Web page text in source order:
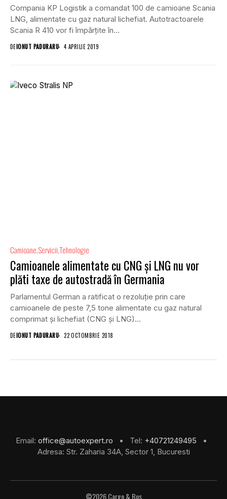
Compania KP Logistik a comandat 100 de camioane Scania
LNG, alimentate cu gaz natural lichefiat. Autotractoarele
Scania R 410 vor fi împărțite în...
DEIONUT PADURARU 4 APRILIE 2019
Camioane ServiciiTehnologie
Camioanele alimentate cu CNG și LNG nu vor
plăti taxe de autostradă în Germania
Parlamentul German a ratificat o rezoluție prin care
camioanele de peste 7,5 tone alimentate cu gaz natural
comprimat și lichefiat (CNG și LNG)...
DEIONUT PADURARU 22 OCTOMBRIE 2018
Email: office@autoexpert.ro • Tel: +40721249495
•
Adresa: Str. Zaharia 34A, Sector 1, Bucuresti
©2026 Cargo & Bus